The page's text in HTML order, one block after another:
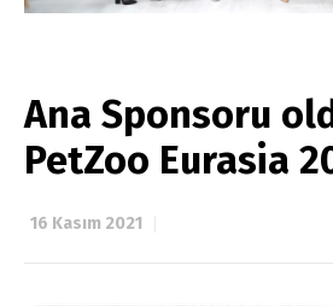
Ana Sponsoru
PetZoo Eurasia
16 Kasım 2021